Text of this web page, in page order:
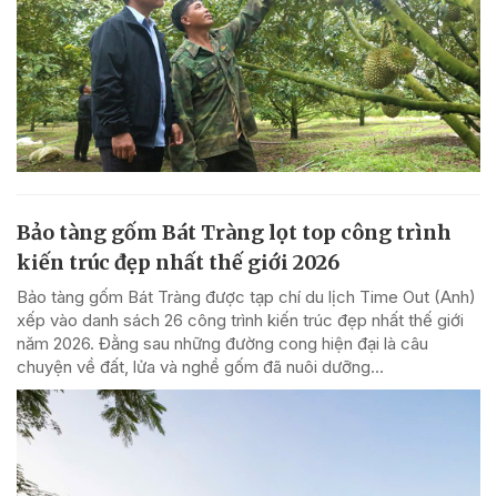
Bảo tàng gốm Bát Tràng lọt top công trình
kiến trúc đẹp nhất thế giới 2026
Bảo tàng gốm Bát Tràng được tạp chí du lịch Time Out (Anh)
xếp vào danh sách 26 công trình kiến trúc đẹp nhất thế giới
năm 2026. Đằng sau những đường cong hiện đại là câu
chuyện về đất, lửa và nghề gốm đã nuôi dưỡng...